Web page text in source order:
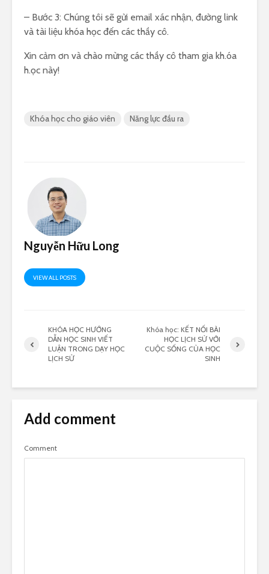
– Bước 3: Chúng tôi sẽ gửi email xác nhận, đường link
và tài liệu khóa học đến các thầy cô.
Xin cảm ơn và chào mừng các thầy cô tham gia kh.óa
h.ọc này!
Khóa học cho giáo viên Năng lực đầu ra
Nguyễn Hữu Long
VIEW ALL POSTS
KHÓA HỌC HƯỚNG
DẪN HỌC SINH VIẾT
LUẬN TRONG DẠY HỌC
LỊCH SỬ
Khóa học: KẾT NỐI BÀI
HỌC LỊCH SỬ VỚI
CUỘC SỐNG CỦA HỌC
SINH
Add comment
Comment